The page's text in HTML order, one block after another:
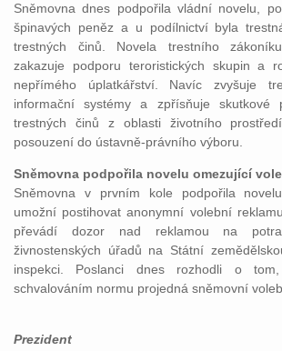
Sněmovna dnes podpořila vládní novelu,
špinavých peněz a u podílnictví byla
trestných činů. Novela trestního
zakazuje podporu teroristických skupin a
nepřímého úplatkářství. Navíc zvyšuje
informační systémy a zpřísňuje skutkové
trestných činů z oblasti životního
posouzení do ústavně-právního výboru.
Sněmovna podpořila novelu omezující
Sněmovna v prvním kole podpořila
umožní postihovat anonymní volební
převádí dozor nad reklamou na
živnostenských úřadů na Státní
inspekci. Poslanci dnes rozhodli o
schvalováním normu projedná sněmovní
Prezident